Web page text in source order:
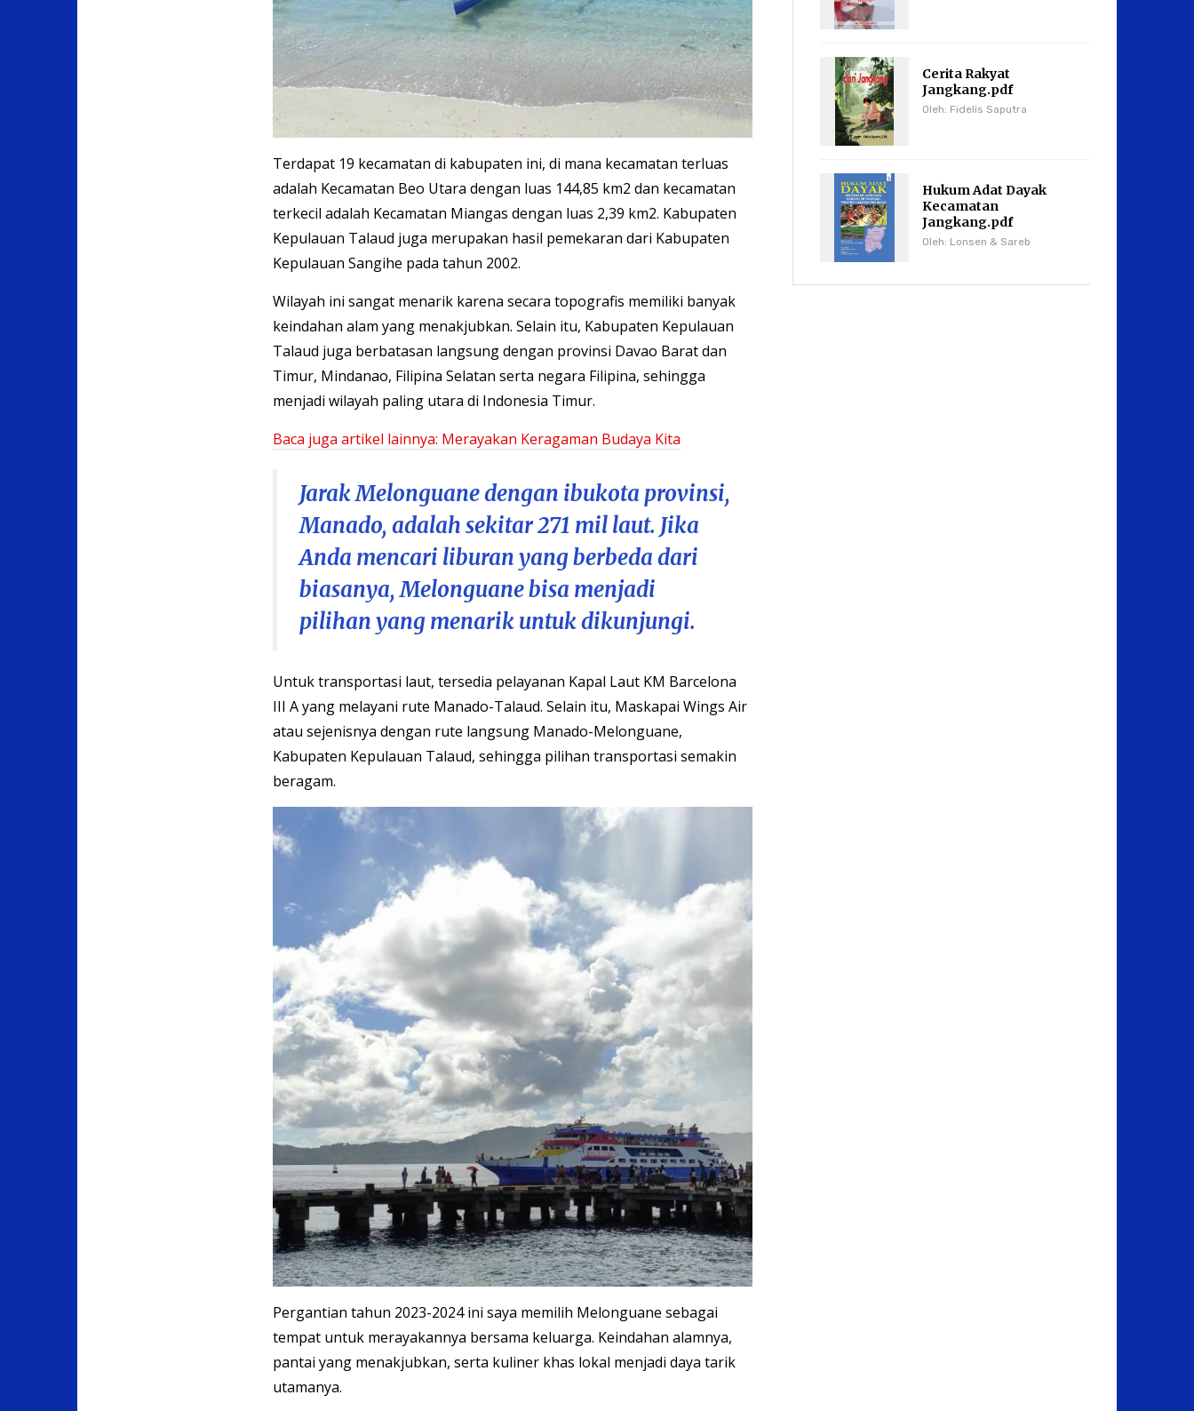
Terdapat 19 kecamatan di kabupaten ini, di mana kecamatan terluas
adalah Kecamatan Beo Utara dengan luas 144,85 km2 dan kecamatan
terkecil adalah Kecamatan Miangas dengan luas 2,39 km2. Kabupaten
Kepulauan Talaud juga merupakan hasil pemekaran dari Kabupaten
Kepulauan Sangihe pada tahun 2002.
Wilayah ini sangat menarik karena secara topografis memiliki banyak
keindahan alam yang menakjubkan. Selain itu, Kabupaten Kepulauan
Talaud juga berbatasan langsung dengan provinsi Davao Barat dan
Timur, Mindanao, Filipina Selatan serta negara Filipina, sehingga
menjadi wilayah paling utara di Indonesia Timur.
Baca juga artikel lainnya: Merayakan Keragaman Budaya Kita
Jarak Melonguane dengan ibukota provinsi,
Manado, adalah sekitar 271 mil laut. Jika
Anda mencari liburan yang berbeda dari
biasanya, Melonguane bisa menjadi
pilihan yang menarik untuk dikunjungi.
Untuk transportasi laut, tersedia pelayanan Kapal Laut KM Barcelona
III A yang melayani rute Manado-Talaud. Selain itu, Maskapai Wings Air
atau sejenisnya dengan rute langsung Manado-Melonguane,
Kabupaten Kepulauan Talaud, sehingga pilihan transportasi semakin
beragam.
Pergantian tahun 2023-2024 ini saya memilih Melonguane sebagai
tempat untuk merayakannya bersama keluarga. Keindahan alamnya,
pantai yang menakjubkan, serta kuliner khas lokal menjadi daya tarik
utamanya.
Cerita Rakyat
Jangkang.pdf
Oleh: Fidelis Saputra
Hukum Adat Dayak
Kecamatan
Jangkang.pdf
Oleh: Lonsen & Sareb